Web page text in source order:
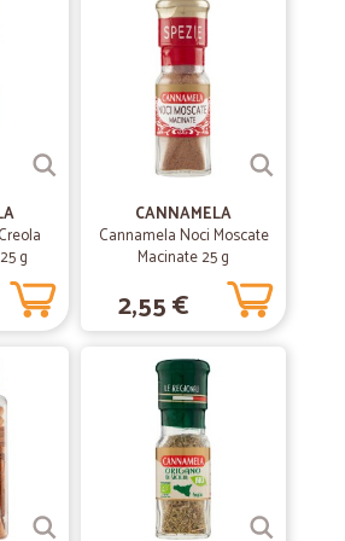
fresca ottima come dal fruttivendolo.
alla consegna , se manca un prodotto
account..altri supermercati online ti
disponibile con quella discount e questo
sono sempre disponibili precisi è
S.
g
CANNAMELA
Cannamela Noci Moscate
Macinate 25 g
2,55 €